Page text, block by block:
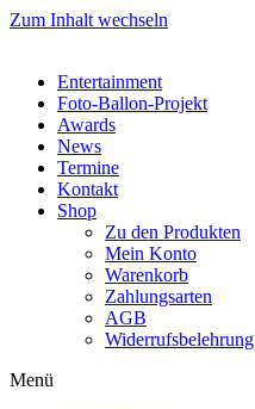
Zum Inhalt wechseln
Entertainment
Foto-Ballon-Projekt
Awards
News
Termine
Kontakt
Shop
Zu den Produkten
Mein Konto
Warenkorb
Zahlungsarten
AGB
Widerrufsbelehrung
Menü